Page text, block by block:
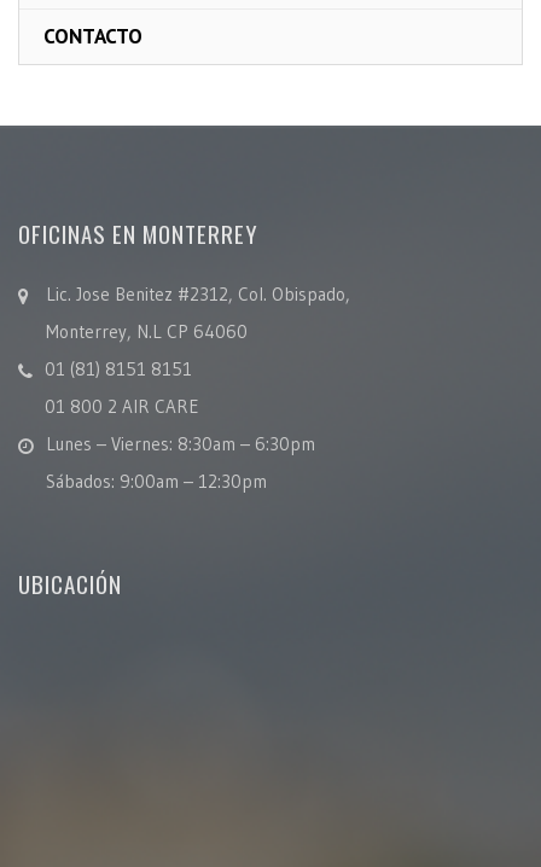
CONTACTO
OFICINAS EN MONTERREY
Lic. Jose Benitez #2312, Col. Obispado,
Monterrey, N.L CP 64060
01 (81) 8151 8151
01 800 2 AIR CARE
Lunes – Viernes: 8:30am – 6:30pm
Sábados: 9:00am – 12:30pm
UBICACIÓN